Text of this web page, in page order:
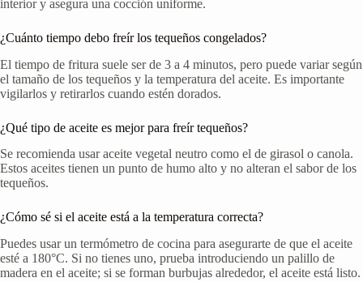
interior y asegura una cocción uniforme.
¿Cuánto tiempo debo freír los tequeños congelados?
El tiempo de fritura suele ser de 3 a 4 minutos, pero puede variar según
el tamaño de los tequeños y la temperatura del aceite. Es importante
vigilarlos y retirarlos cuando estén dorados.
¿Qué tipo de aceite es mejor para freír tequeños?
Se recomienda usar aceite vegetal neutro como el de girasol o canola.
Estos aceites tienen un punto de humo alto y no alteran el sabor de los
tequeños.
¿Cómo sé si el aceite está a la temperatura correcta?
Puedes usar un termómetro de cocina para asegurarte de que el aceite
esté a 180°C. Si no tienes uno, prueba introduciendo un palillo de
madera en el aceite; si se forman burbujas alrededor, el aceite está listo.